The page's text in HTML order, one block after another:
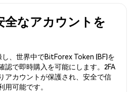
全なアカウントを
し、世界中でBitForex Token (BF)を
認で即時購入を可能にします。2FA
アカウントが保護され、安全で信
可能です。